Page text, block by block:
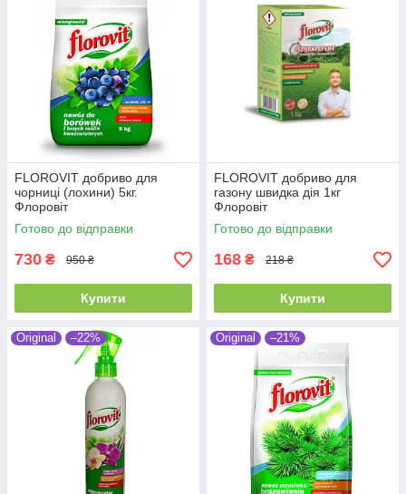
FLOROVIT добриво для
чорниці (лохини) 5кг.
Флоровіт
Готово до відправки
730 ₴ 950 ₴
Купити
FLOROVIT добриво для
газону швидка дія 1кг
Флоровіт
Готово до відправки
168 ₴ 218 ₴
Купити
Original –22% Original –21%